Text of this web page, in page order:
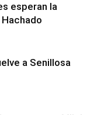
esperan la
a Senillosa